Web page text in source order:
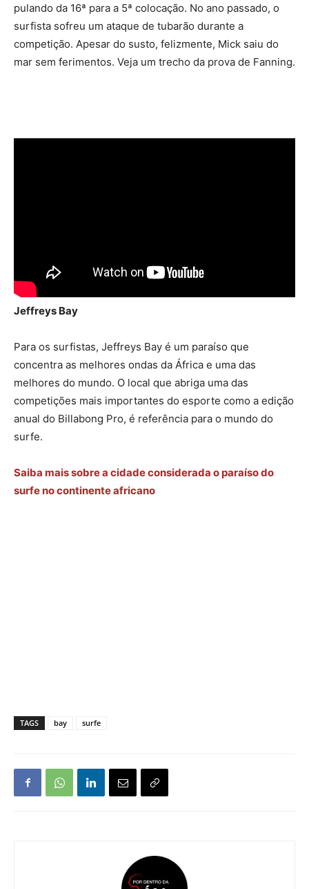
pulando da 16ª para a 5ª colocação. No ano passado, o
surfista sofreu um ataque de tubarão durante a
competição. Apesar do susto, felizmente, Mick saiu do
mar sem ferimentos. Veja um trecho da prova de Fanning.
Jeffreys Bay
Para os surfistas, Jeffreys Bay é um paraíso que
concentra as melhores ondas da África e uma das
melhores do mundo. O local que abriga uma das
competições mais importantes do esporte como a edição
anual do Billabong Pro, é referência para o mundo do
surfe.
Saiba mais sobre a cidade considerada o paraíso do
surfe no continente africano
TAGS bay surfe